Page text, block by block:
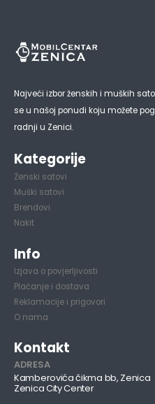
Najveći izbor ženskih i muških
se u našoj ponudi koju možete
radnji u Zenici.
Kategorije
Ženski satovi
Muški satovi
Brendovi
Nakit
Info
Izjava o povjerljivosti
Plaćanje i dostava
Reklamacije i prigovori
O nama
Kontakt
ADRESA
Kamberovića čikma bb, Zenica
Zenica City Center